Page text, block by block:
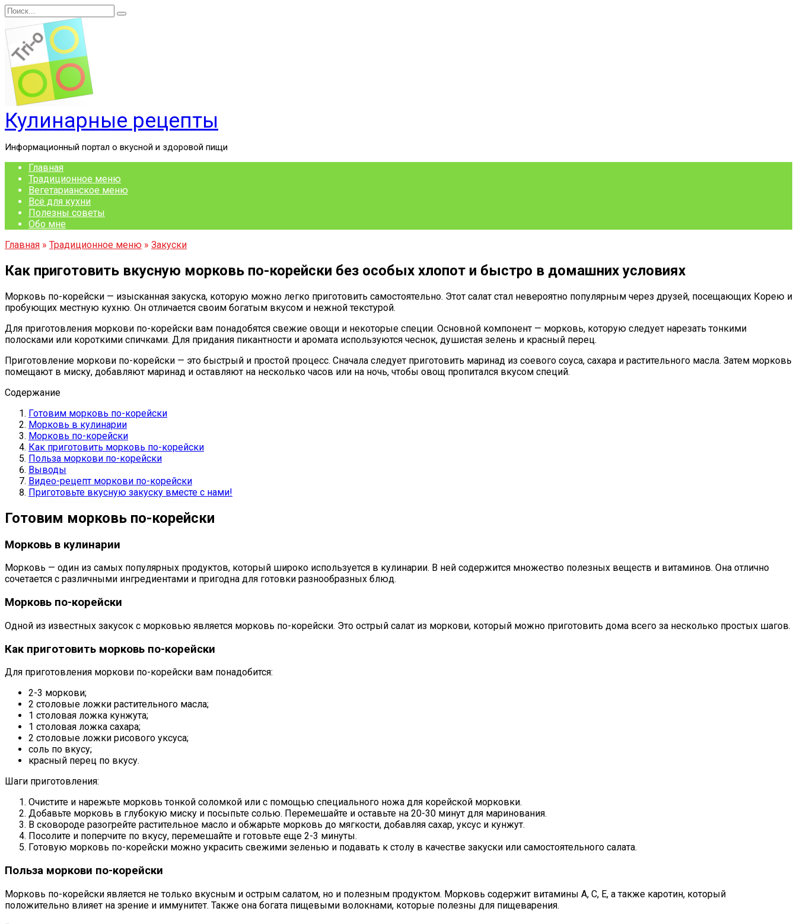
Перейти
к
содержанию
Search
for:
Кулинарные рецепты
Информационный портал о вкусной и здоровой пищи
Главная
Традиционное меню
Вегетарианское меню
Всё для кухни
Полезны советы
Обо мне
Главная » Традиционное меню » Закуски
Как приготовить вкусную морковь по-корейски без особых хлопот и быстро в домашних условиях
Морковь по-корейски — изысканная закуска, которую можно легко приготовить самостоятельно. Этот салат стал невероятно популярным через друзей, посещающих Корею и
пробующих местную кухню. Он отличается своим богатым вкусом и нежной текстурой.
Для приготовления моркови по-корейски вам понадобятся свежие овощи и некоторые специи. Основной компонент — морковь, которую следует нарезать тонкими
полосками или короткими спичками. Для придания пикантности и аромата используются чеснок, душистая зелень и красный перец.
Приготовление моркови по-корейски — это быстрый и простой процесс. Сначала следует приготовить маринад из соевого соуса, сахара и растительного масла. Затем морковь
помещают в миску, добавляют маринад и оставляют на несколько часов или на ночь, чтобы овощ пропитался вкусом специй.
Содержание
Готовим морковь по-корейски
Морковь в кулинарии
Морковь по-корейски
Как приготовить морковь по-корейски
Польза моркови по-корейски
Выводы
Видео-рецепт моркови по-корейски
Приготовьте вкусную закуску вместе с нами!
Готовим морковь по-корейски
Морковь в кулинарии
Морковь — один из самых популярных продуктов, который широко используется в кулинарии. В ней содержится множество полезных веществ и витаминов. Она отлично
сочетается с различными ингредиентами и пригодна для готовки разнообразных блюд.
Морковь по-корейски
Одной из известных закусок с морковью является морковь по-корейски. Это острый салат из моркови, который можно приготовить дома всего за несколько простых шагов.
Как приготовить морковь по-корейски
Для приготовления моркови по-корейски вам понадобится:
2-3 моркови;
2 столовые ложки растительного масла;
1 столовая ложка кунжута;
1 столовая ложка сахара;
2 столовые ложки рисового уксуса;
соль по вкусу;
красный перец по вкусу.
Шаги приготовления:
Очистите и нарежьте морковь тонкой соломкой или с помощью специального ножа для корейской морковки.
Добавьте морковь в глубокую миску и посыпьте солью. Перемешайте и оставьте на 20-30 минут для маринования.
В сковороде разогрейте растительное масло и обжарьте морковь до мягкости, добавляя сахар, уксус и кунжут.
Посолите и поперчите по вкусу, перемешайте и готовьте еще 2-3 минуты.
Готовую морковь по-корейски можно украсить свежими зеленью и подавать к столу в качестве закуски или самостоятельного салата.
Польза моркови по-корейски
Морковь по-корейски является не только вкусным и острым салатом, но и полезным продуктом. Морковь содержит витамины А, С, Е, а также каротин, который
положительно влияет на зрение и иммунитет. Также она богата пищевыми волокнами, которые полезны для пищеварения.